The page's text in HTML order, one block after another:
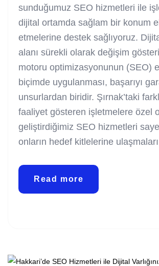
sunduğumuz SEO hizmetleri ile
dijital ortamda sağlam bir konum
etmelerine destek sağlıyoruz.
alanı sürekli olarak değişim
motoru optimizasyonunun (SEO)
biçimde uygulanması, başarıyı
unsurlardan biridir. Şırnak’taki
faaliyet gösteren işletmelere özel
geliştirdiğimiz SEO hizmetleri
onların hedef kitlelerine
Read more